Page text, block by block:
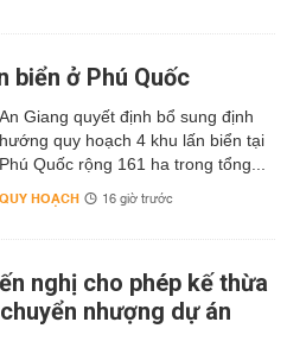
biển ở Phú Quốc
An Giang quyết định bổ sung định
hướng quy hoạch 4 khu lấn biển tại
Phú Quốc rộng 161 ha trong tổng...
QUY HOẠCH 16 giờ trước
nghị cho phép kế thừa
nhượng dự án